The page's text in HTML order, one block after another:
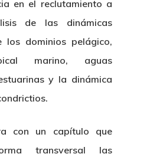
en el reclutamiento a
de las dinámicas
los dominios pelágico,
marino, aguas
y la dinámica
con un capítulo que
transversal las